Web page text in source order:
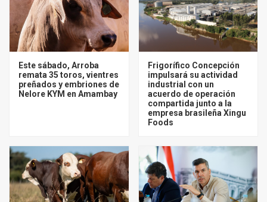
Este sábado, Arroba
remata 35 toros, vientres
preñados y embriones de
Nelore KYM en Amambay
Frigorífico Concepción
impulsará su actividad
industrial con un
acuerdo de operación
compartida junto a la
empresa brasileña Xingu
Foods